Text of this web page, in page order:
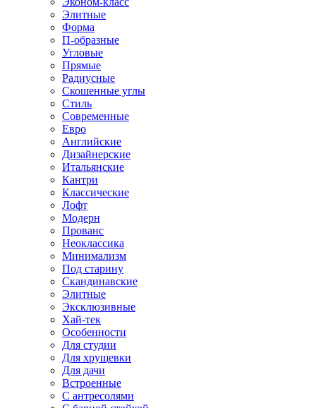
Элитные
Форма
П-образные
Угловые
Прямые
Радиусные
Скошенные углы
Стиль
Современные
Евро
Английские
Дизайнерские
Итальянские
Кантри
Классические
Лофт
Модерн
Прованс
Неоклассика
Минимализм
Под старину
Скандинавские
Элитные
Эксклюзивные
Хай-тек
Особенности
Для студии
Для хрущевки
Для дачи
Встроенные
С антресолями